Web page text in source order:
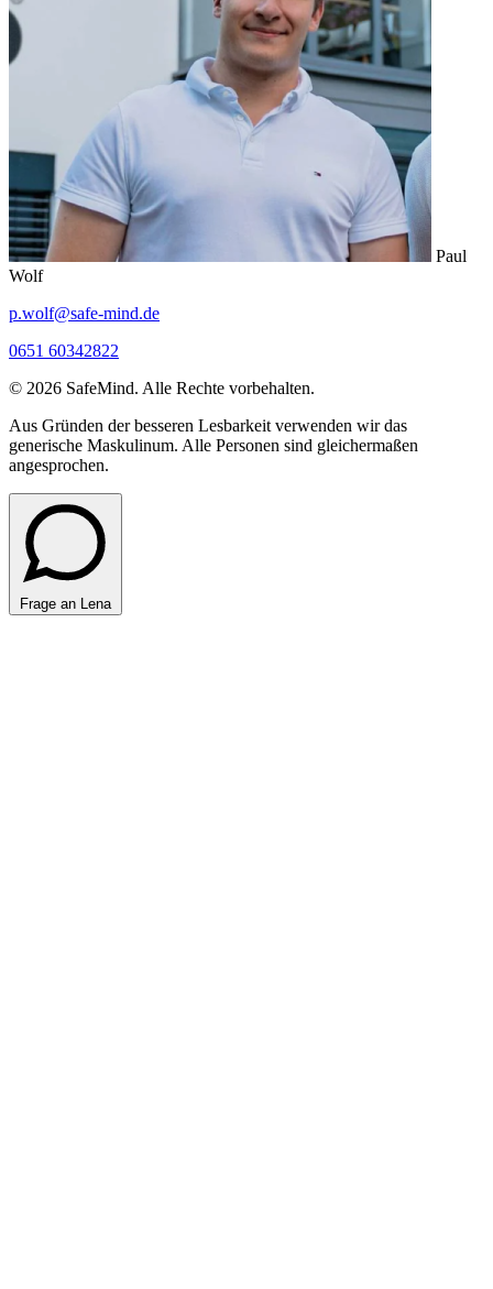
Paul
Wolf
p.wolf@safe-mind.de
0651 60342822
© 2026 SafeMind. Alle Rechte vorbehalten.
Aus Gründen der besseren Lesbarkeit verwenden wir das
generische Maskulinum. Alle Personen sind gleichermaßen
angesprochen.
Frage an Lena